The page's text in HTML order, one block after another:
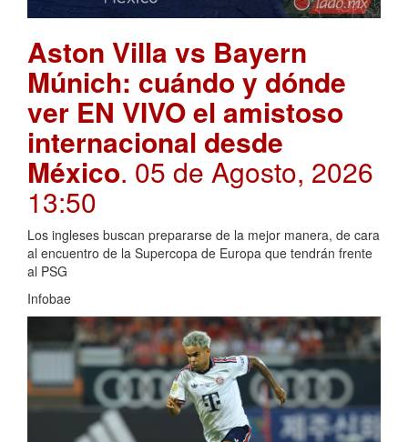
Aston Villa vs Bayern
Múnich: cuándo y dónde
ver EN VIVO el amistoso
internacional desde
México. 05 de Agosto, 2026
13:50
Los ingleses buscan prepararse de la mejor manera, de cara
al encuentro de la Supercopa de Europa que tendrán frente
al PSG
Infobae